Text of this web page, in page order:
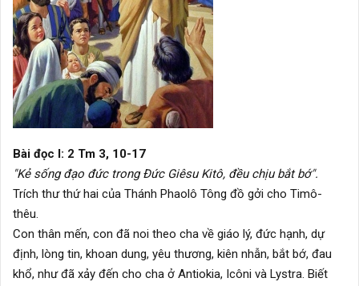
Bài đọc I: 2 Tm 3, 10-17
"Kẻ sống đạo đức trong Ðức Giêsu Kitô, đều chịu bắt bớ".
Trích thư thứ hai của Thánh Phaolô Tông đồ gởi cho Timô-
thêu.
Con thân mến, con đã noi theo cha về giáo lý, đức hạnh, dự
định, lòng tin, khoan dung, yêu thương, kiên nhẫn, bắt bớ, đau
khổ, như đã xảy đến cho cha ở Antiokia, Icôni và Lystra. Biết